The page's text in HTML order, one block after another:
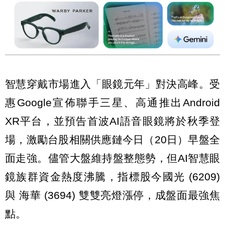
智慧穿戴市場進入「眼鏡元年」對決高峰。受
惠Google宣佈聯手三星、高通推出Android
XR平台，並預告首波AI語音眼鏡將於秋季登
場，激勵台股相關供應鏈今日（20日）早盤全
面走強。儘管大盤維持盤整態勢，但AI智慧眼
鏡族群資金熱度沸騰，指標股今國光 (6209)
與 海華 (3694) 雙雙亮燈漲停，成盤面最強焦
點。